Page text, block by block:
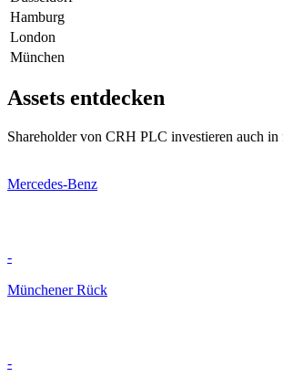
Hamburg
London
München
Assets entdecken
Shareholder von CRH PLC investieren auch in
Mercedes-Benz
-
Münchener Rück
-